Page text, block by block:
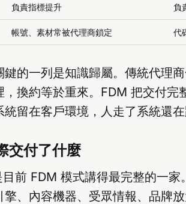
負責指標提升 負
帳號、素材常被代理商鎖定 代
鍵的一列是知識歸屬。傳統代理
，換約等於重來。FDM 把交付完
留在客戶環境，人走了系統還在
交付了什麼
目前 FDM 模式講得最完整的一
擎、內容機器、受眾情報、品牌